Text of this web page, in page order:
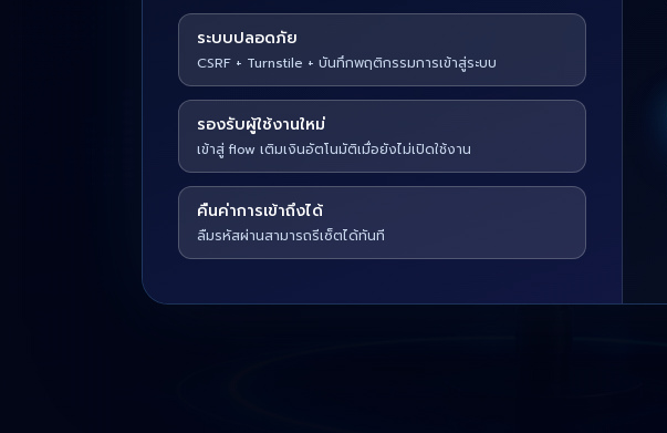
ระบบปลอดภัย
CSRF + Turnstile + บันทึกพฤติกรรมการเข้าสู่ระบบ
รองรับผู้ใช้งานใหม่
เข้าสู่ flow เติมเงินอัตโนมัติเมื่อยังไม่เปิดใช้งาน
คืนค่าการเข้าถึงได้
ลืมรหัสผ่านสามารถรีเซ็ตได้ทันที